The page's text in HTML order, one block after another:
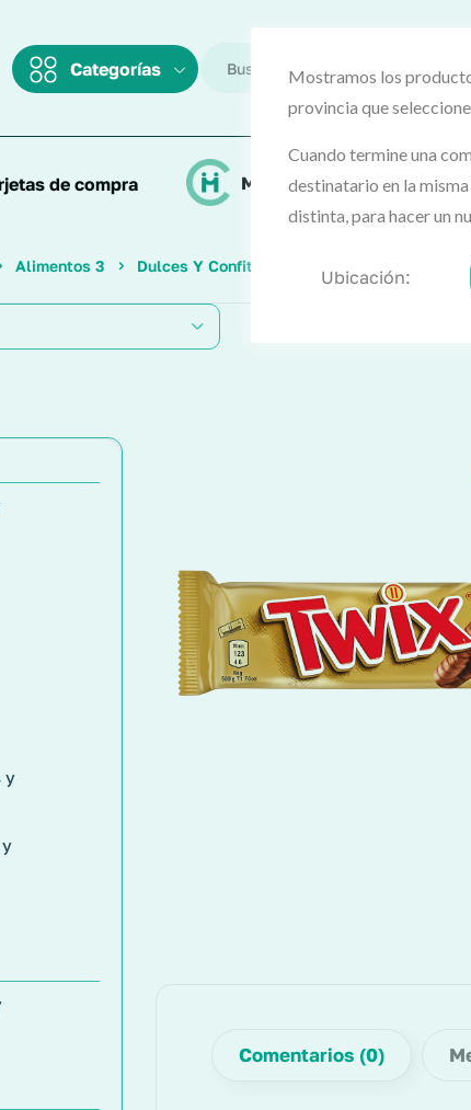
Mostramos los
provincia que
Cuando termine una
destinatario en la
distinta, para hacer un
Ubicación:
Categorías
de compra MercoCash
Alimentos 3 Dulces Y Confituras Chocolate Con
Comentarios (0)
y
y